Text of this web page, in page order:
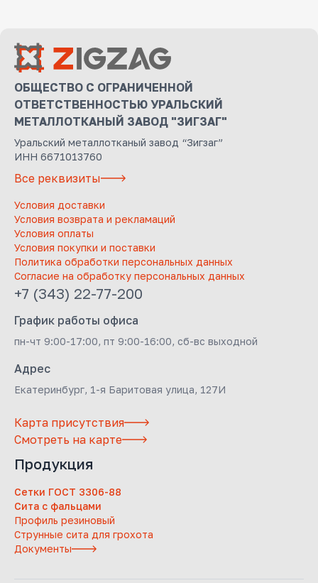
ОБЩЕСТВО С ОГРАНИЧЕННОЙ
ОТВЕТСТВЕННОСТЬЮ УРАЛЬСКИЙ
МЕТАЛЛОТКАНЫЙ ЗАВОД "ЗИГЗАГ"
Уральский металлотканый завод “Зигзаг”
ИНН 6671013760
Все реквизиты
Условия доставки
Условия возврата и рекламаций
Условия оплаты
Условия покупки и поставки
Политика обработки персональных данных
Согласие на обработку персональных данных
+7 (343) 22-77-200
График работы офиса
пн-чт 9:00-17:00, пт 9:00-16:00, сб-вс выходной
Адрес
Екатеринбург, 1-я Баритовая улица, 127И
Карта присутствия
Смотреть на карте
Продукция
Сетки ГОСТ 3306-88
Сита с фальцами
Профиль резиновый
Струнные сита для грохота
Документы